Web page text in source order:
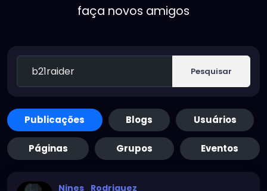
faça novos amigos
Pesquisar
Publicações Blogs Usuários
Páginas Grupos Eventos
Nines_Rodriguez